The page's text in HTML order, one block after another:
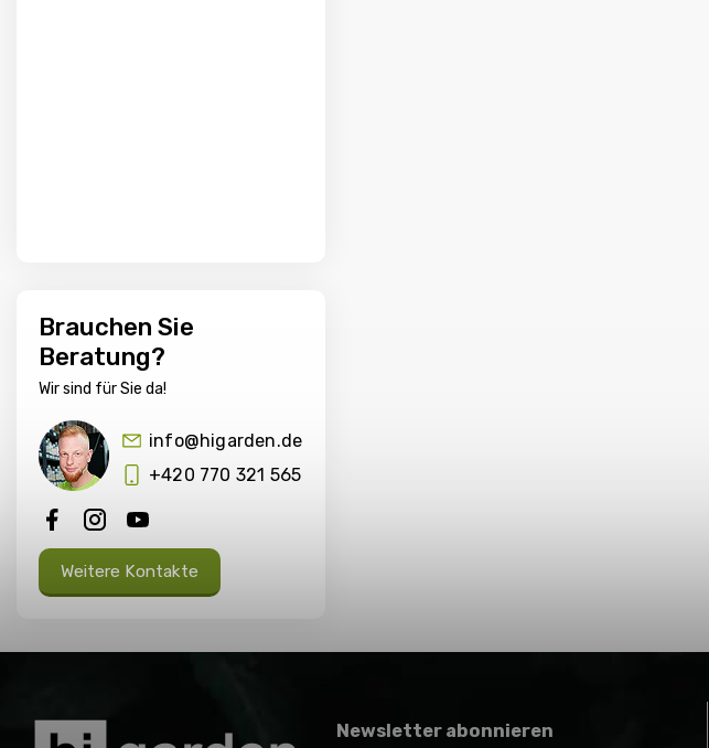
Brauchen Sie
Beratung?
Wir sind für Sie da!
info@higarden.de
+420 770 321 565
Weitere Kontakte
Newsletter abonnieren